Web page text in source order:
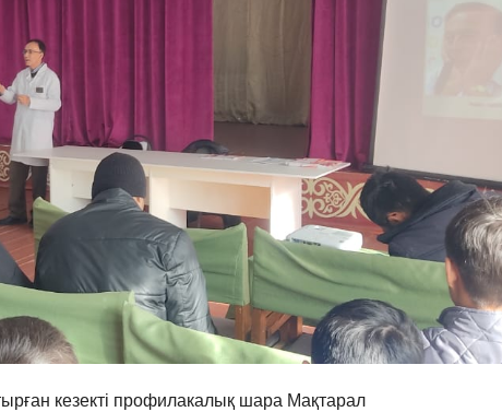
кезекті профилакалық шара Мақтарал